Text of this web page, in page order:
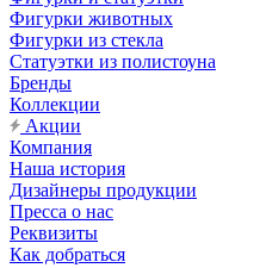
Фигурки животных
Фигурки из стекла
Статуэтки из полистоуна
Бренды
Коллекции
Акции
Компания
Наша история
Дизайнеры продукции
Пресса о нас
Реквизиты
Как добраться